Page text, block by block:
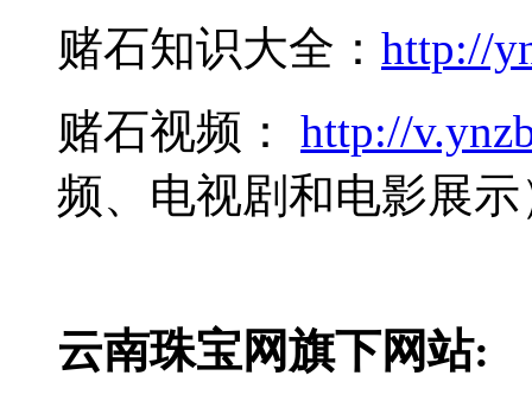
赌石知识大全： http://
赌石视频： http://
频、电视剧和电影展示
云南珠宝网旗下网站: